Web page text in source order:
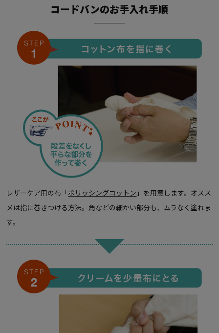
コードバンのお手入れ手順
レザーケア用の布「ポリッシングコットン 」を用意します。オスス
メは指に巻きつける方法。角などの細かい部分も、ムラなく塗れま
す。